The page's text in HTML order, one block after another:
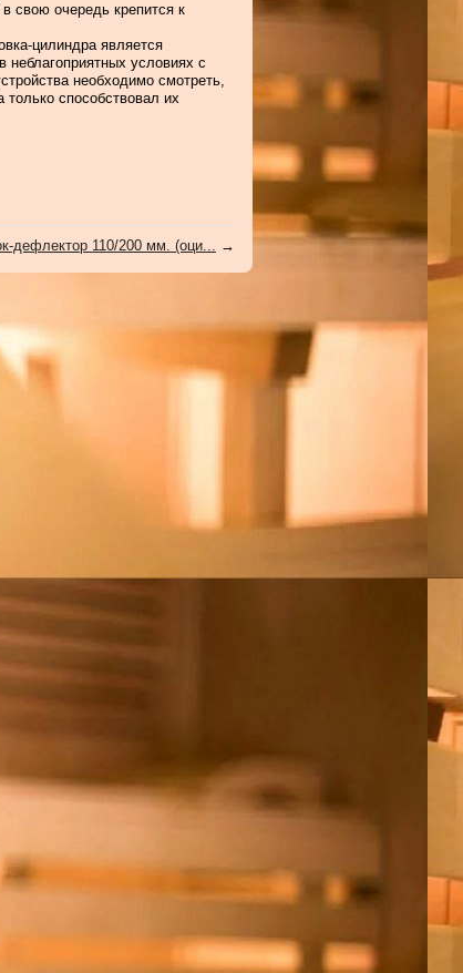
очередь крепится к
цилиндра является
неблагоприятных условиях с
необходимо смотреть,
способствовал их
дефлектор 110/200 мм. (оци... →